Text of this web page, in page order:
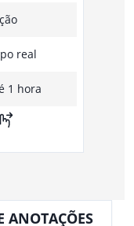
real
1 hora
ANOTAÇÕES